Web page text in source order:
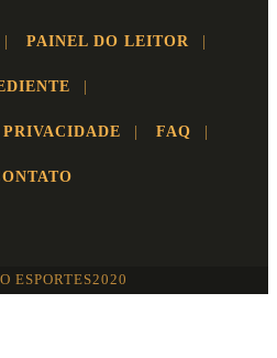
| PAINEL DO LEITOR |
|
| FAQ |
ESPORTES2020